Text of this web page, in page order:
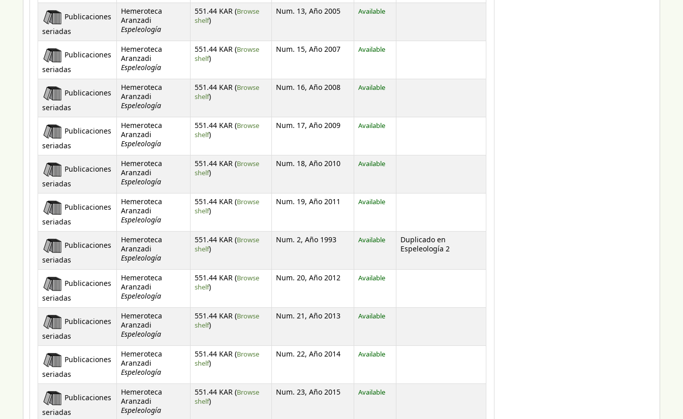
Publicaciones
seriadas
Hemeroteca
Aranzadi
Espeleología
551.44 KAR (Browse
shelf(Opens below)
)
Num. 13, Año 2005 Available
Publicaciones
seriadas
Hemeroteca
Aranzadi
Espeleología
551.44 KAR (Browse
shelf(Opens below)
)
Num. 15, Año 2007 Available
Publicaciones
seriadas
Hemeroteca
Aranzadi
Espeleología
551.44 KAR (Browse
shelf(Opens below)
)
Num. 16, Año 2008 Available
Publicaciones
seriadas
Hemeroteca
Aranzadi
Espeleología
551.44 KAR (Browse
shelf(Opens below)
)
Num. 17, Año 2009 Available
Publicaciones
seriadas
Hemeroteca
Aranzadi
Espeleología
551.44 KAR (Browse
shelf(Opens below)
)
Num. 18, Año 2010 Available
Publicaciones
seriadas
Hemeroteca
Aranzadi
Espeleología
551.44 KAR (Browse
shelf(Opens below)
)
Num. 19, Año 2011 Available
Publicaciones
seriadas
Hemeroteca
Aranzadi
Espeleología
551.44 KAR (Browse
shelf(Opens below)
)
Num. 2, Año 1993 Available
Duplicado en
Espeleología 2
Publicaciones
seriadas
Hemeroteca
Aranzadi
Espeleología
551.44 KAR (Browse
shelf(Opens below)
)
Num. 20, Año 2012 Available
Publicaciones
seriadas
Hemeroteca
Aranzadi
Espeleología
551.44 KAR (Browse
shelf(Opens below)
)
Num. 21, Año 2013 Available
Publicaciones
seriadas
Hemeroteca
Aranzadi
Espeleología
551.44 KAR (Browse
shelf(Opens below)
)
Num. 22, Año 2014 Available
Publicaciones
seriadas
Hemeroteca
Aranzadi
Espeleología
551.44 KAR (Browse
shelf(Opens below)
)
Num. 23, Año 2015 Available